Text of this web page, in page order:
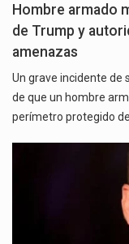
Hombre armado
de Trump y
amenazas
Un grave incidente de
de que un hombre
perímetro protegido